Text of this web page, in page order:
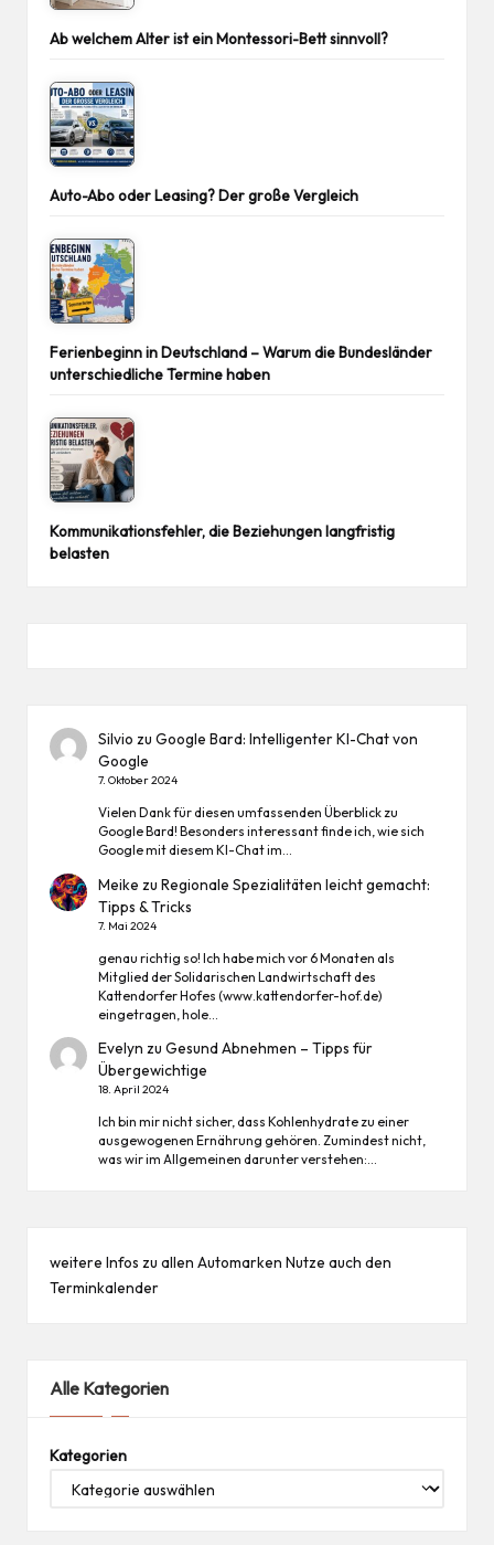
Ab welchem Alter ist ein Montessori-Bett sinnvoll?
Auto-Abo oder Leasing? Der große Vergleich
Ferienbeginn in Deutschland – Warum die Bundesländer
unterschiedliche Termine haben
Kommunikationsfehler, die Beziehungen langfristig
belasten
Silvio zuGoogle Bard: Intelligenter KI-Chat von
Google
7. Oktober 2024
Vielen Dank für diesen umfassenden Überblick zu
Google Bard! Besonders interessant finde ich, wie sich
Google mit diesem KI-Chat im…
Meike zuRegionale Spezialitäten leicht gemacht:
Tipps & Tricks
7. Mai 2024
genau richtig so! Ich habe mich vor 6 Monaten als
Mitglied der Solidarischen Landwirtschaft des
Kattendorfer Hofes (www.kattendorfer-hof.de)
eingetragen, hole…
Evelyn zuGesund Abnehmen – Tipps für
Übergewichtige
18. April 2024
Ich bin mir nicht sicher, dass Kohlenhydrate zu einer
ausgewogenen Ernährung gehören. Zumindest nicht,
was wir im Allgemeinen darunter verstehen:…
weitere Infos zu allen Automarken Nutze auch den
Terminkalender
Alle Kategorien
Kategorien